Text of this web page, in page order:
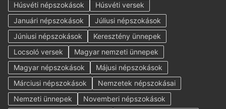
Húsvéti népszokások
Húsvéti versek
Januári népszokások
Júliusi népszokások
Júniusi népszokások
Keresztény ünnepek
Locsoló versek
Magyar nemzeti ünnepek
Magyar népszokások
Májusi népszokások
Márciusi népszokások
Nemzetek népszokásai
Nemzeti ünnepek
Novemberi népszokások